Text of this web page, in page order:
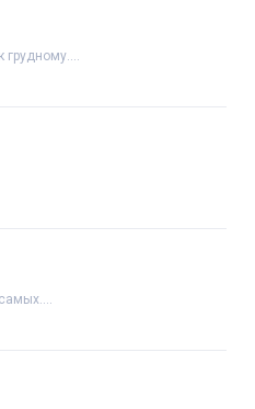
грудному....